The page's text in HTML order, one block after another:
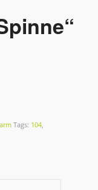
Tags: 104,